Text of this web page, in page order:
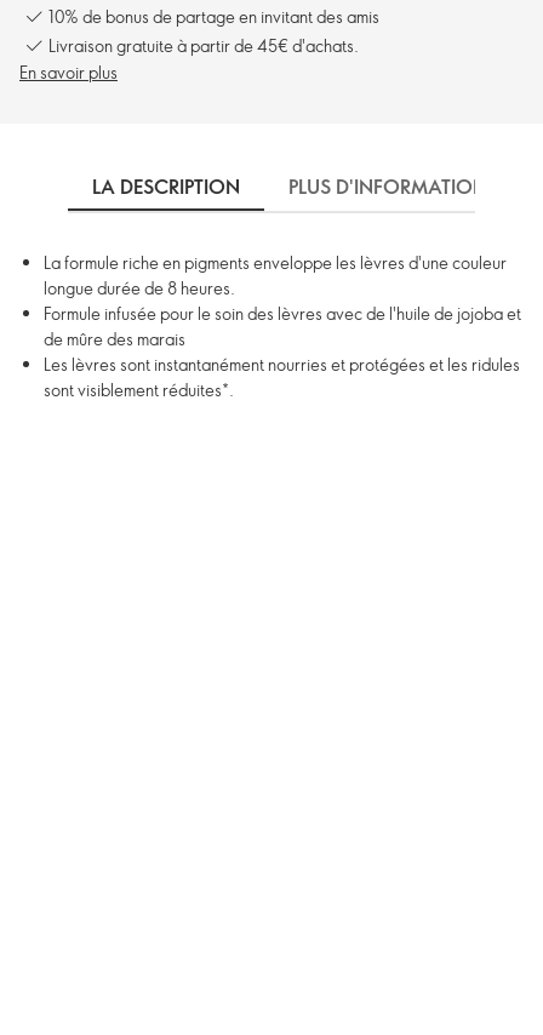
10% de bonus de partage en invitant des amis
Livraison gratuite à partir de 45€ d'achats.
En savoir plus
LA DESCRIPTION PLUS D'INFORMATIONS
La formule riche en pigments enveloppe les lèvres d'une couleur
longue durée de 8 heures.
Formule infusée pour le soin des lèvres avec de l'huile de jojoba et
de mûre des marais
Les lèvres sont instantanément nourries et protégées et les ridules
sont visiblement réduites*.